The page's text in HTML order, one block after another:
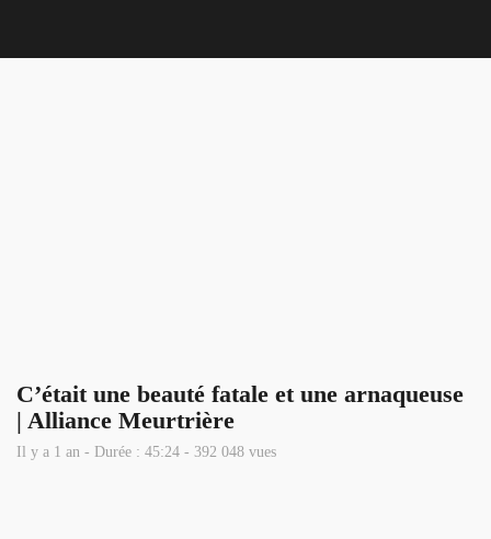
C’était une beauté fatale et une arnaqueuse
| Alliance Meurtrière
Il y a 1 an - Durée : 45:24 - 392 048 vues